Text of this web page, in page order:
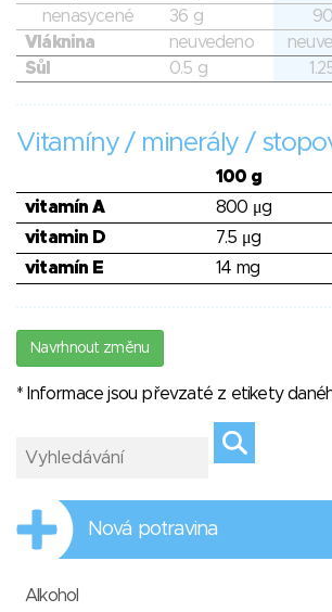
nenasycené
36 g
Vláknina
neuvedeno
Sůl
0.5 g
Vitamíny / minerály /
100 g
vitamín A
800 μg
vitamin D
7.5 μg
vitamín E
14 mg
Navrhnout změnu
* Informace jsou převzaté z etikety
Nová potravina
Alkohol